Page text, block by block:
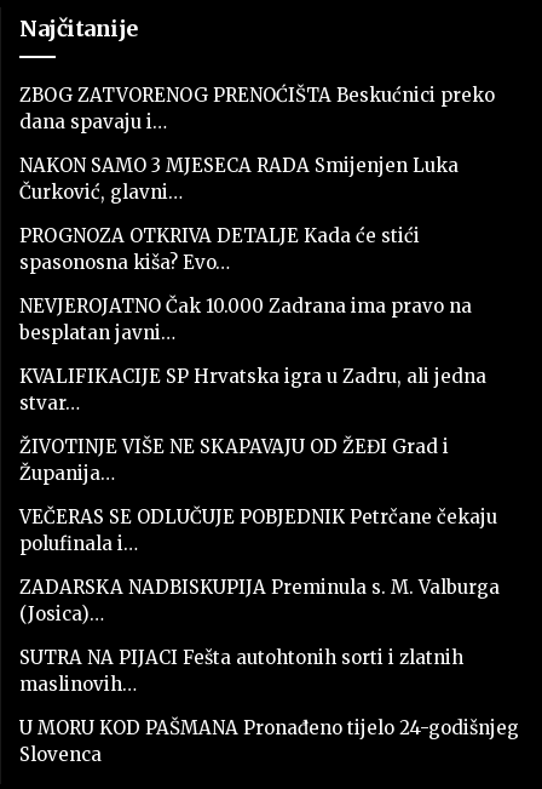
Najčitanije
ZBOG ZATVORENOG PRENOĆIŠTA Beskućnici preko
dana spavaju i…
NAKON SAMO 3 MJESECA RADA Smijenjen Luka
Čurković, glavni…
PROGNOZA OTKRIVA DETALJE Kada će stići
spasonosna kiša? Evo…
NEVJEROJATNO Čak 10.000 Zadrana ima pravo na
besplatan javni…
KVALIFIKACIJE SP Hrvatska igra u Zadru, ali jedna
stvar…
ŽIVOTINJE VIŠE NE SKAPAVAJU OD ŽEĐI Grad i
Županija…
VEČERAS SE ODLUČUJE POBJEDNIK Petrčane čekaju
polufinala i…
ZADARSKA NADBISKUPIJA Preminula s. M. Valburga
(Josica)…
SUTRA NA PIJACI Fešta autohtonih sorti i zlatnih
maslinovih…
U MORU KOD PAŠMANA Pronađeno tijelo 24-godišnjeg
Slovenca